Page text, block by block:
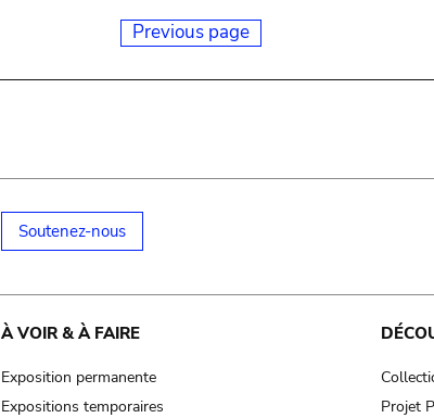
Previous page
Soutenez-nous
À VOIR & À FAIRE
Exposition permanente
Expositions temporaires
Projet